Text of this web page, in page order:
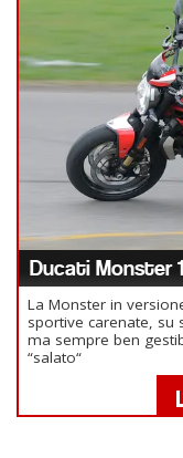
Ducati Monster
La Monster in
sportive carenate, su
ma sempre ben
“salato“